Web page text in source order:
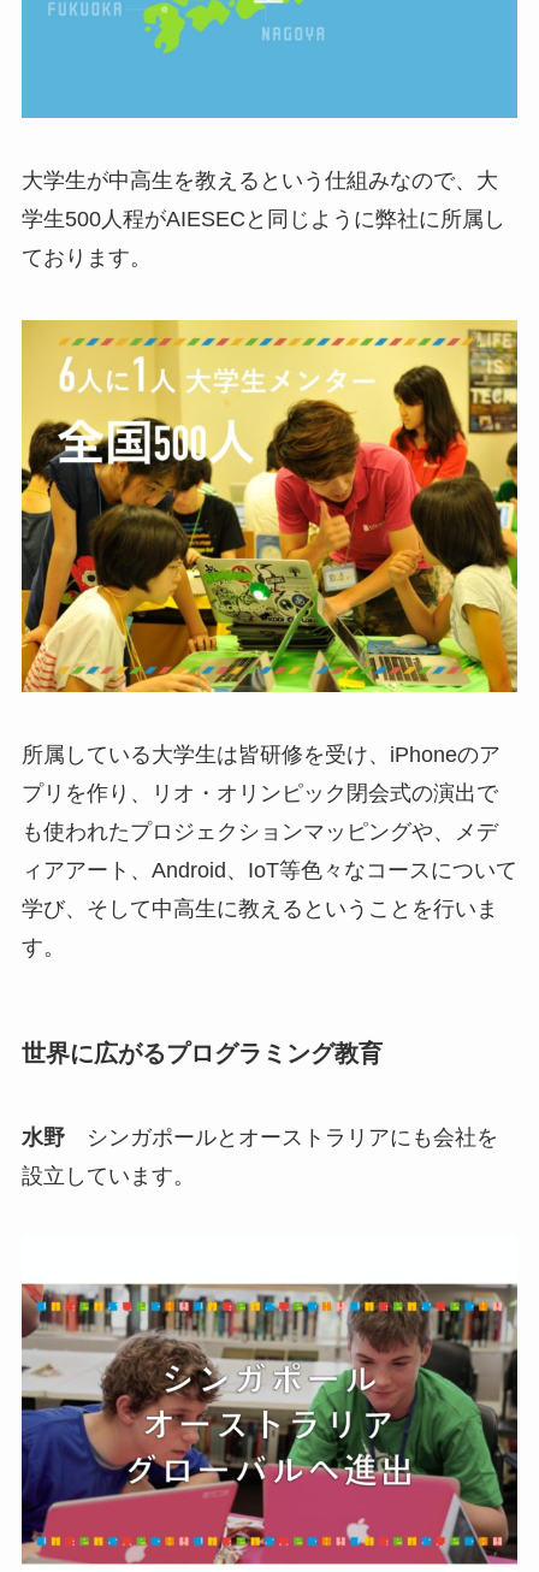
大学生が中高生を教えるという仕組みなので、大
学生500人程がAIESECと同じように弊社に所属し
ております。
所属している大学生は皆研修を受け、iPhoneのア
プリを作り、リオ・オリンピック閉会式の演出で
も使われたプロジェクションマッピングや、メデ
ィアアート、Android、IoT等色々なコースについて
学び、そして中高生に教えるということを行いま
す。
世界に広がるプログラミング教育
水野シンガポールとオーストラリアにも会社を
設立しています。